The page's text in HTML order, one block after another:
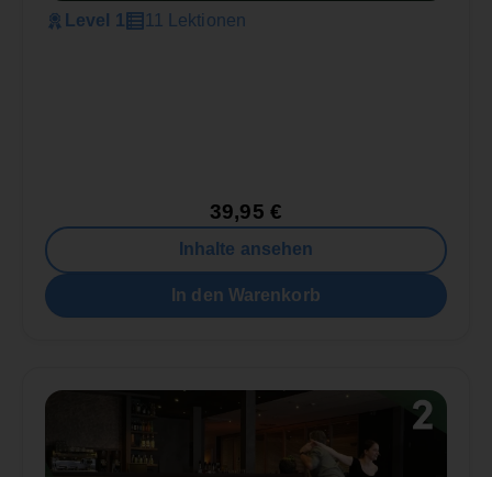
Level 1 11 Lektionen
39,95 €
Inhalte ansehen
In den Warenkorb